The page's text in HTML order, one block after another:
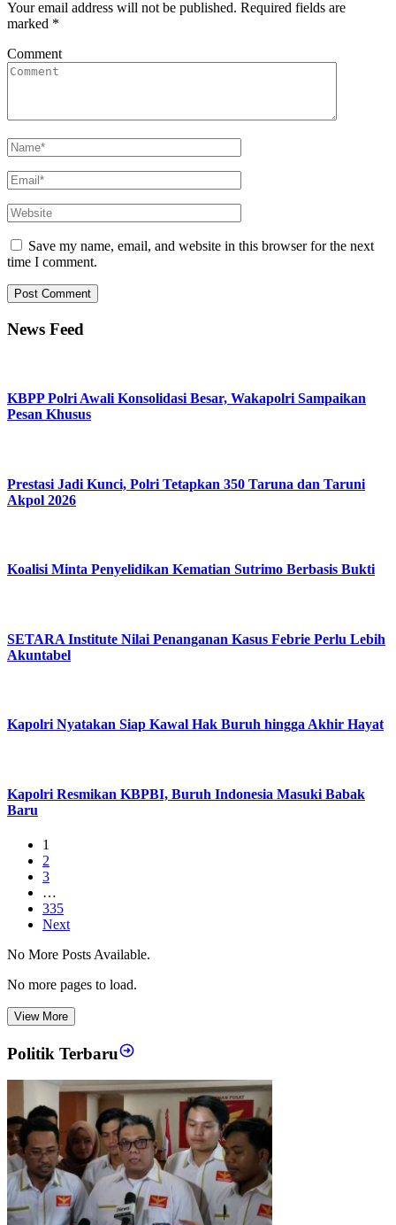
Your email address will not be published. Required fields are
marked *
Comment
Save my name, email, and website in this browser for the next
time I comment.
News Feed
KBPP Polri Awali Konsolidasi Besar, Wakapolri Sampaikan
Pesan Khusus
Prestasi Jadi Kunci, Polri Tetapkan 350 Taruna dan Taruni
Akpol 2026
Koalisi Minta Penyelidikan Kematian Sutrimo Berbasis Bukti
SETARA Institute Nilai Penanganan Kasus Febrie Perlu Lebih
Akuntabel
Kapolri Nyatakan Siap Kawal Hak Buruh hingga Akhir Hayat
Kapolri Resmikan KBPBI, Buruh Indonesia Masuki Babak
Baru
1
2
3
…
335
Next
No More Posts Available.
No more pages to load.
View More
Politik Terbaru